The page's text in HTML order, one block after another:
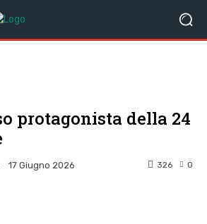
protagonista della 24
17 Giugno 2026 0
326